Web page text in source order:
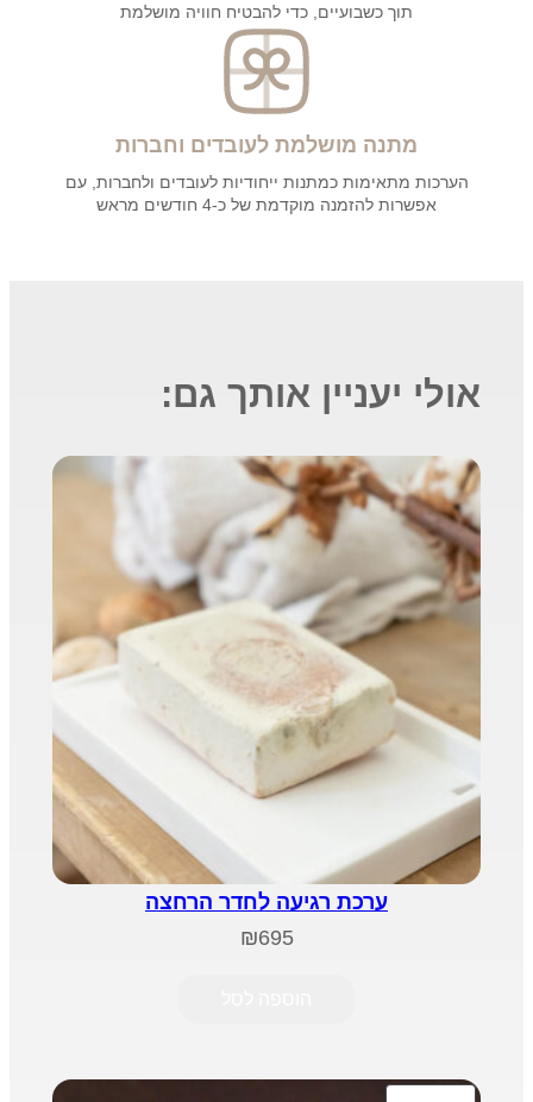
תוך כשבועיים, כדי להבטיח חוויה מושלמת
מתנה מושלמת לעובדים וחברות
הערכות מתאימות כמתנות ייחודיות לעובדים ולחברות, עם
אפשרות להזמנה מוקדמת של כ-4 חודשים מראש
אולי יעניין אותך גם:
ערכת רגיעה לחדר הרחצה
₪695